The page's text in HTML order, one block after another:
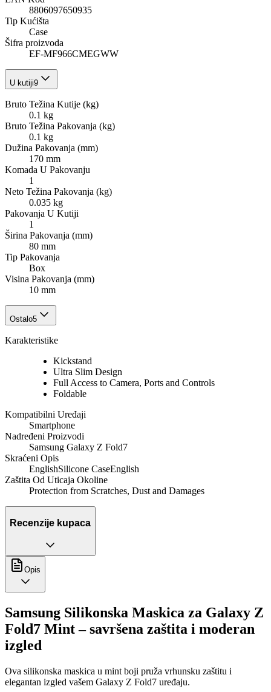
8806097650935
Tip Kućišta
Case
Šifra proizvoda
EF-MF966CMEGWW
U kutiji9
Bruto Težina Kutije (kg)
0.1 kg
Bruto Težina Pakovanja (kg)
0.1 kg
Dužina Pakovanja (mm)
170 mm
Komada U Pakovanju
1
Neto Težina Pakovanja (kg)
0.035 kg
Pakovanja U Kutiji
1
Širina Pakovanja (mm)
80 mm
Tip Pakovanja
Box
Visina Pakovanja (mm)
10 mm
Ostalo5
Karakteristike
Kickstand
Ultra Slim Design
Full Access to Camera, Ports and Controls
Foldable
Kompatibilni Uređaji
Smartphone
Nadređeni Proizvodi
Samsung Galaxy Z Fold7
Skraćeni Opis
EnglishSilicone CaseEnglish
Zaštita Od Uticaja Okoline
Protection from Scratches, Dust and Damages
Recenzije kupaca
Opis
Samsung Silikonska Maskica za Galaxy Z
Fold7 Mint – savršena zaštita i moderan
izgled
Ova silikonska maskica u mint boji pruža vrhunsku zaštitu i
elegantan izgled vašem Galaxy Z Fold7 uređaju.